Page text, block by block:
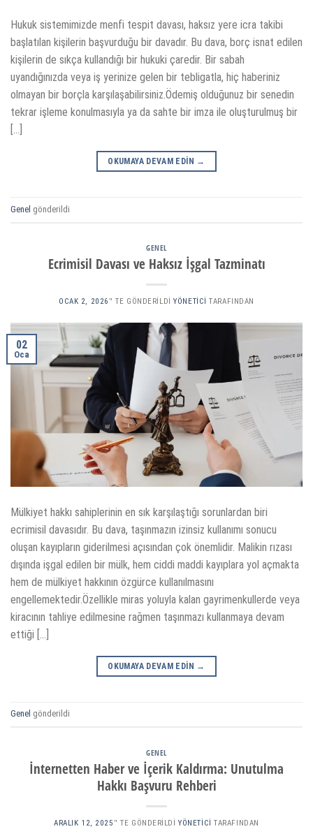
Hukuk sistemimizde menfi tespit davası, haksız yere icra takibi
başlatılan kişilerin başvurduğu bir davadır. Bu dava, borç isnat edilen
kişilerin de sıkça kullandığı bir hukuki çaredir. Bir sabah
uyandığınızda veya iş yerinize gelen bir tebligatla, hiç haberiniz
olmayan bir borçla karşılaşabilirsiniz.Ödemiş olduğunuz bir senedin
tekrar işleme konulmasıyla ya da sahte bir imza ile oluşturulmuş bir
[…]
OKUMAYA DEVAM EDIN →
Genel gönderildi
GENEL
Ecrimisil Davası ve Haksız İşgal Tazminatı
OCAK 2, 2026 ’' TE GÖNDERILDI YÖNETICI TARAFINDAN
02
Oca
Mülkiyet hakkı sahiplerinin en sık karşılaştığı sorunlardan biri
ecrimisil davasıdır. Bu dava, taşınmazın izinsiz kullanımı sonucu
oluşan kayıpların giderilmesi açısından çok önemlidir. Malikin rızası
dışında işgal edilen bir mülk, hem ciddi maddi kayıplara yol açmakta
hem de mülkiyet hakkının özgürce kullanılmasını
engellemektedir.Özellikle miras yoluyla kalan gayrimenkullerde veya
kiracının tahliye edilmesine rağmen taşınmazı kullanmaya devam
ettiği […]
OKUMAYA DEVAM EDIN →
Genel gönderildi
GENEL
İnternetten Haber ve İçerik Kaldırma: Unutulma
Hakkı Başvuru Rehberi
ARALIK 12, 2025 ’' TE GÖNDERILDI YÖNETICI TARAFINDAN